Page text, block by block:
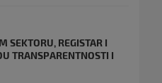
SEKTORU, REGISTAR I
TRANSPARENTNOSTI I